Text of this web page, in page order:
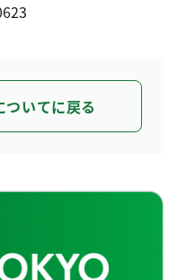
いてに戻る